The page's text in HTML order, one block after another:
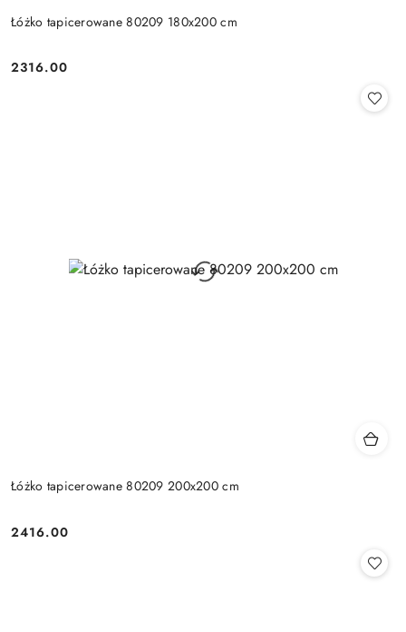
Łóżko tapicerowane 80209 180x200 cm
Cena:
2316.00
Łóżko tapicerowane 80209 200x200 cm
Cena:
2416.00